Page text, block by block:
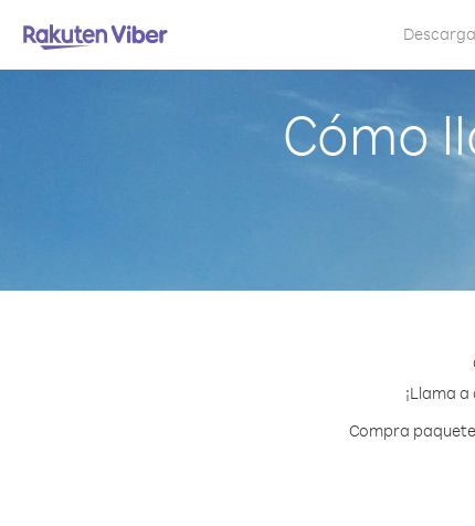
Cómo
¡Llama
Compra